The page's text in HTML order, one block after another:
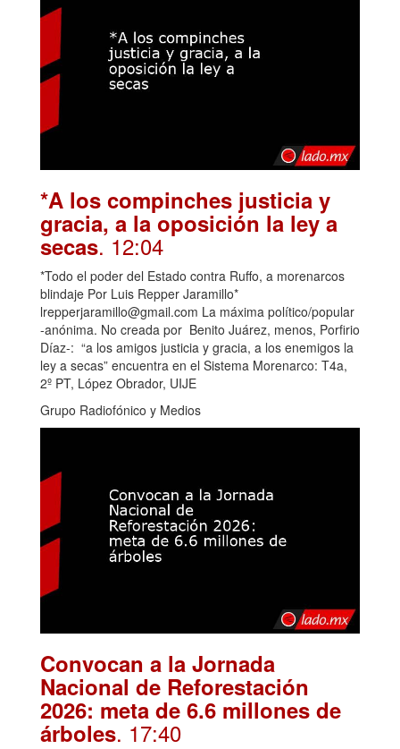
*A los compinches justicia y
gracia, a la oposición la ley a
secas. 12:04
*Todo el poder del Estado contra Ruffo, a morenarcos
blindaje Por Luis Repper Jaramillo*
lrepperjaramillo@gmail.com La máxima político/popular
-anónima. No creada por Benito Juárez, menos, Porfirio
Díaz-: “a los amigos justicia y gracia, a los enemigos la
ley a secas” encuentra en el Sistema Morenarco: T4a,
2º PT, López Obrador, UIJE
Grupo Radiofónico y Medios
Convocan a la Jornada
Nacional de Reforestación
2026: meta de 6.6 millones de
árboles. 17:40